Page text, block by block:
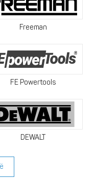
Freeman
FE Powertools
DEWALT